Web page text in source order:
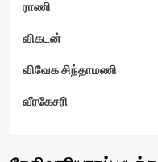
ராணி
விகடன்
விவேக சிந்தாமணி
வீரகேசரி